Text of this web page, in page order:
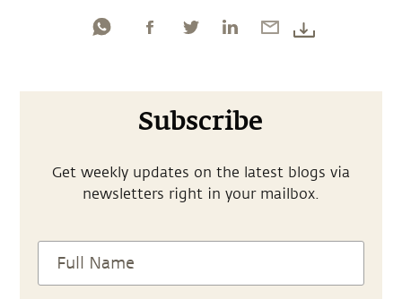
Subscribe
Get weekly updates on the latest blogs via
newsletters right in your mailbox.